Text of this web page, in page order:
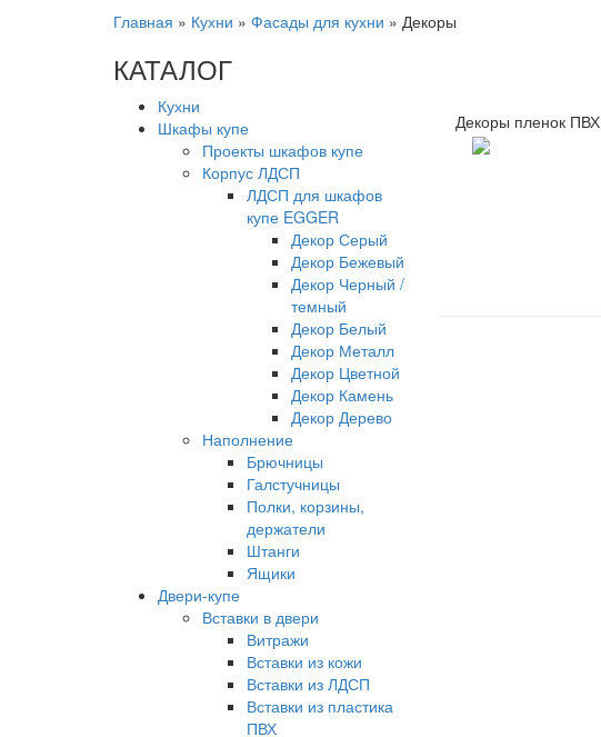
Главная » Кухни » Фасады для кухни » Декоры
КАТАЛОГ
Кухни
Шкафы купе
Проекты шкафов купе
Корпус ЛДСП
ЛДСП для шкафов
купе EGGER
Декор Серый
Декор Бежевый
Декор Черный /
темный
Декор Белый
Декор Металл
Декор Цветной
Декор Камень
Декор Дерево
Наполнение
Брючницы
Галстучницы
Полки, корзины,
держатели
Штанги
Ящики
Двери-купе
Вставки в двери
Витражи
Вставки из кожи
Вставки из ЛДСП
Вставки из пластика
ПВХ
Декоры пленок ПВХ